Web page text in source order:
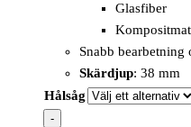
Glasfiber
Snabb
Skärdjup: 38 mm
Hålsåg
-